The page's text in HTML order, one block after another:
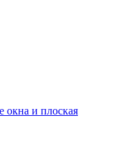
окна и плоская